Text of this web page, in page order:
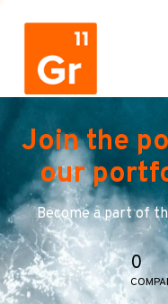
Join the
our
Become a part of
0